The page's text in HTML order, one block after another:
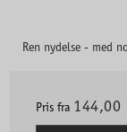
Ren nydelse - med
Pris fra 144,00